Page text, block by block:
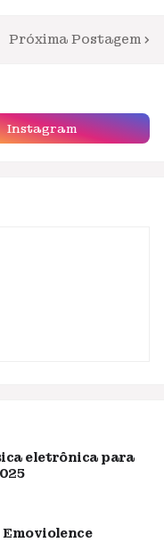
Próxima Postagem
Instagram
eletrônica para